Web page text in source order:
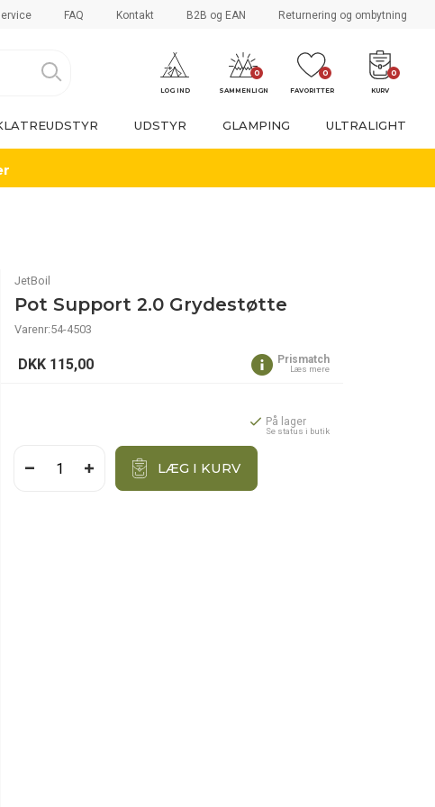
FAQ Kontakt B2B og EAN Returnering og ombytning
LOG IND
0
SAMMENLIGN
0
FAVORITTER
0
KURV
UDSTYR GLAMPING ULTRALIGHT
JetBoil
Pot Support 2.0 Grydestøtte
Varenr:54-4503
DKK 115,00 Prismatch
Læs mere
På lager
Se status i butik
LÆG I KURV